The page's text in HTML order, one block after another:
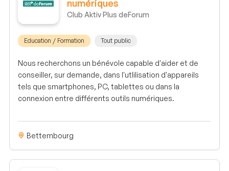
numériques
Club Aktiv Plus deForum
Education / Formation Tout public
Nous recherchons un bénévole capable d'aider et de
conseiller, sur demande, dans l'utlilisation d'appareils
tels que smartphones, PC, tablettes ou dans la
connexion entre différents outils numériques.
Bettembourg